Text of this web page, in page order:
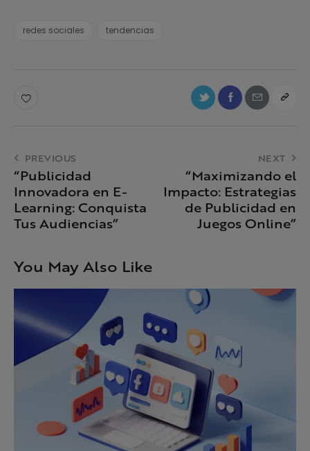
redes sociales tendencias
PREVIOUS
“Publicidad
Innovadora en E-
Learning: Conquista
Tus Audiencias”
NEXT
“Maximizando el
Impacto: Estrategias
de Publicidad en
Juegos Online”
You May Also Like